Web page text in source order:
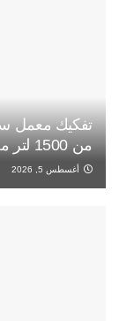
تفكيك معمل
من 1500 لتر من المسكرات
أغسطس 5, 2026